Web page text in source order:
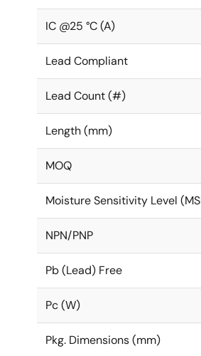
IC @25 °C (A)
Lead Compliant
Lead Count (#)
Length (mm)
MOQ
Moisture Sensitivity Level
NPN/PNP
Pb (Lead) Free
Pc (W)
Pkg. Dimensions (mm)